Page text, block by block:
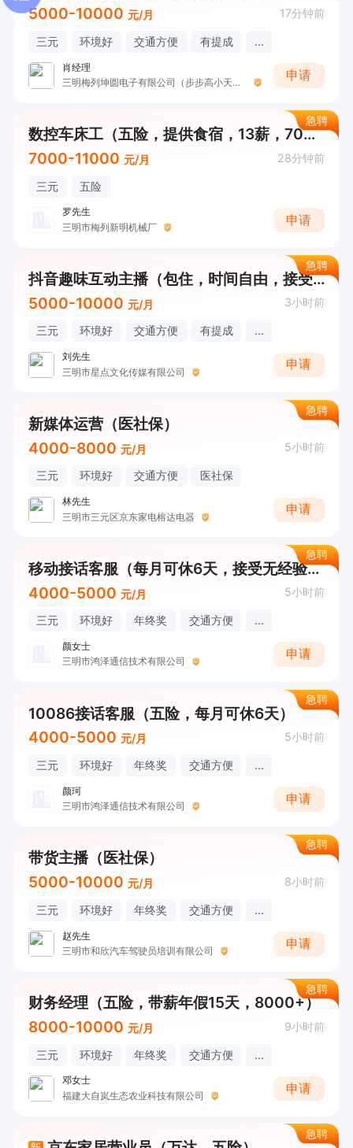
5000-10000 元/月 17分钟前
三元 环境好 交通方便 有提成 ...
肖经理
三明梅列坤圆电子有限公司（步步高小天才）
申请
急聘
数控车床工（五险，提供食宿，13薪，7000+）
7000-11000 元/月 28分钟前
三元 五险
罗先生
三明市梅列新明机械厂
申请
急聘
抖音趣味互动主播（包住，时间自由，接受无经验，不限地点）
5000-10000 元/月 3小时前
三元 环境好 交通方便 有提成 ...
刘先生
三明市星点文化传媒有限公司
申请
急聘
新媒体运营（医社保）
4000-8000 元/月 5小时前
三元 环境好 交通方便 医社保
林先生
三明市三元区京东家电榕达电器
申请
急聘
移动接话客服（每月可休6天，接受无经验，工作简单）
4000-5000 元/月 5小时前
三元 环境好 年终奖 交通方便 ...
颜女士
三明市鸿泽通信技术有限公司
申请
急聘
10086接话客服（五险，每月可休6天）
4000-5000 元/月 5小时前
三元 环境好 年终奖 交通方便 ...
颜珂
三明市鸿泽通信技术有限公司
申请
急聘
带货主播（医社保）
5000-10000 元/月 8小时前
三元 环境好 年终奖 交通方便 ...
赵先生
三明市和欣汽车驾驶员培训有限公司
申请
急聘
财务经理（五险，带薪年假15天，8000+）
8000-10000 元/月 9小时前
三元 环境好 年终奖 交通方便 ...
邓女士
福建大自岚生态农业科技有限公司
申请
急聘